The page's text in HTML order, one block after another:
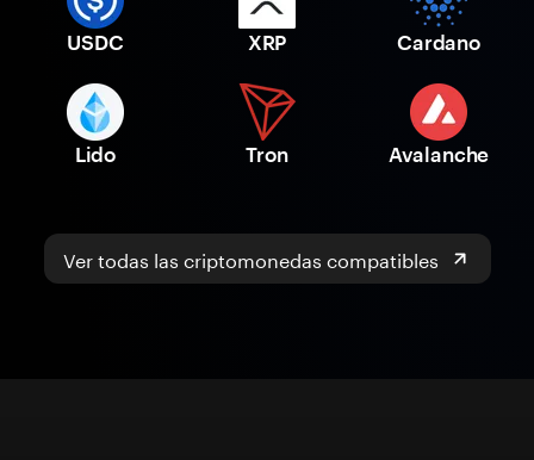
USDC XRP Cardano
Lido Tron Avalanche
Ver todas las criptomonedas compatibles